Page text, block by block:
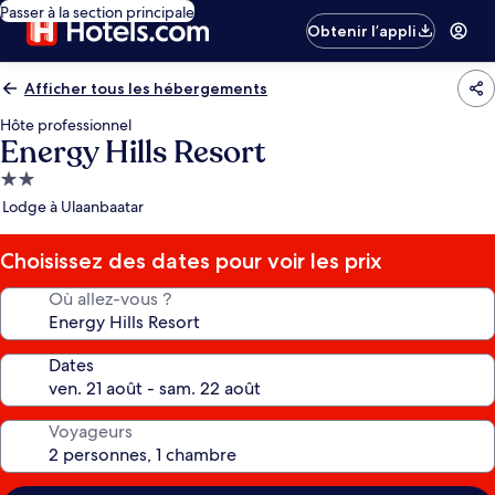
Passer à la section principale
Obtenir l’appli
Afficher tous les hébergements
Hôte professionnel
Energy Hills Resort
Hébergement
2.0 étoiles
Lodge à Ulaanbaatar
Choisissez des dates pour voir les prix
Où allez-vous ?
Dates
Voyageurs